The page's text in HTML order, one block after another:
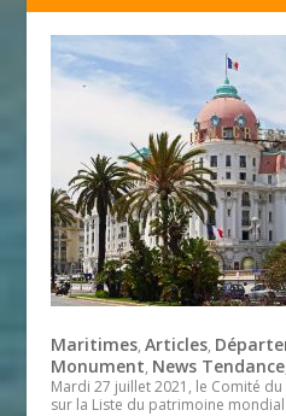
Maritimes,Articles,
Monument, News Tendance
Mardi 27 juillet 2021, le Comité
sur la Liste du patrimoine mondial